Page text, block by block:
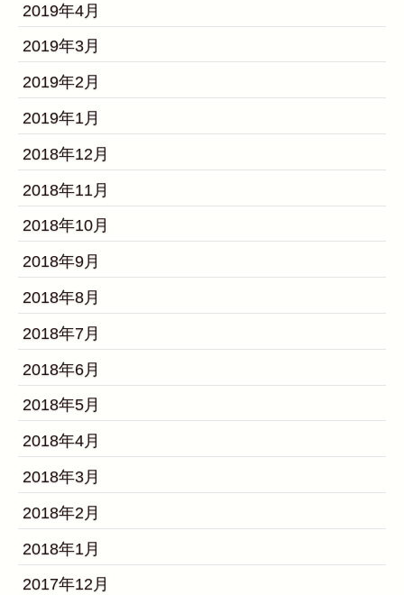
2019年4月
2019年3月
2019年2月
2019年1月
2018年12月
2018年11月
2018年10月
2018年9月
2018年8月
2018年7月
2018年6月
2018年5月
2018年4月
2018年3月
2018年2月
2018年1月
2017年12月